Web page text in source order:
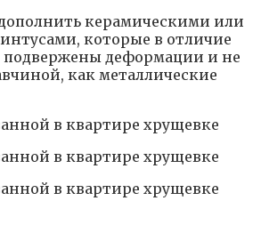
керамическими или
которые в отличие
подвержены деформации и не
как металлические